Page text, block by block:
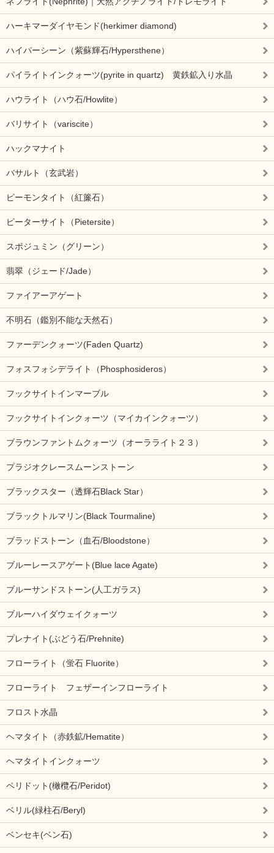
ハーキマーダイヤモンド(herkimer diamond)
ハイパーシーン（紫蘇輝石/Hypersthene）
パイライトインクォーツ(pyrite in quartz) 黄鉄鉱入り水晶
ハウライト（ハウ石/Howlite）
バリサイト（variscite）
ハックマナイト
バサルト（玄武岩）
ピーモンタイト（紅簾石）
ピーターサイト（Pietersite）
スポジュミン（グリーン）
翡翠（ジェード/Jade）
ファイアーアゲート
不明石（鑑別不能な天然石）
ファーデンクォーツ(Faden Quartz)
フォスフォシデライト（Phosphosideros）
フックサイトインマーブル
フックサイトインクォーツ（マイカインクォーツ）
ブラウンファントムクォーツ（オーラライト２３）
プラジオクレースムーンストーン
ブラックスター（透輝石Black Star）
ブラックトルマリン(Black Tourmaline)
ブラッドストーン（血石/Bloodstone）
ブルーレースアゲート(Blue lace Agate)
ブルーサンドストーン(人工ガラス)
ブルーハイダウェイクォーツ
プレナイト(ぶどう石/Prehnite)
フローライト（蛍石 Fluorite）
フローライト フェザーインフローライト
フロスト水晶
ヘマタイト（赤鉄鉱/Hematite）
ヘマタイトインクォーツ
ペリドット(橄欖石/Peridot)
ベリル(緑柱石/Beryl)
ベンセキ(ベン石)